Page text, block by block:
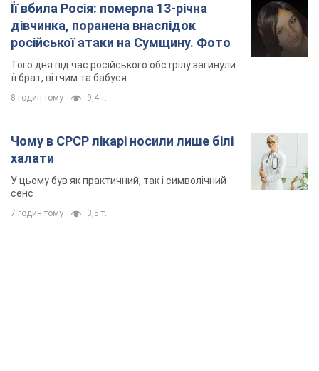
Її вбила Росія: померла 13-річна
дівчинка, поранена внаслідок
російської атаки на Сумщину. Фото
Того дня під час російського обстрілу загинули
її брат, вітчим та бабуся
8 годин тому 9,4 т.
Чому в СРСР лікарі носили лише білі
халати
У цьому був як практичний, так і символічний
сенс
7 годин тому 3,5 т.